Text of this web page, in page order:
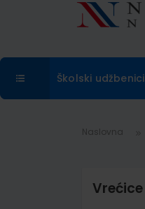
Školski udžbenici
Naslovna